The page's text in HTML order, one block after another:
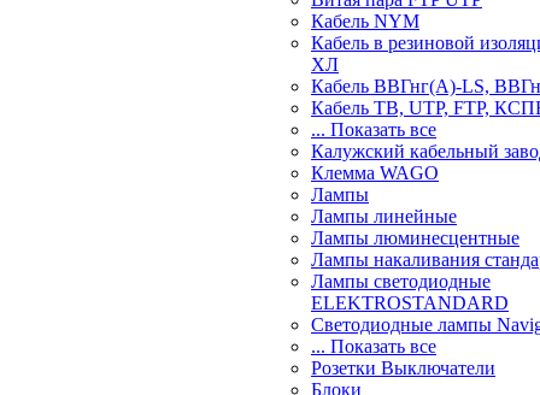
Кабель NYM
Кабель в резиновой
ХЛ
Кабель ВВГнг(А)-LS,
Кабель ТВ, UTP, FTP,
... Показать все
Калужский кабельный
Клемма WAGO
Лампы
Лампы линейные
Лампы люминесцентные
Лампы накаливания
Лампы светодиодные
ELEKTROSTANDARD
Светодиодные лампы
... Показать все
Розетки Выключатели
Блоки